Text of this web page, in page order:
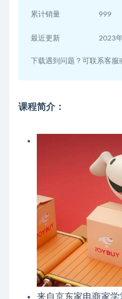
累计销量 999
最近更新 2023
下载遇到问题？可联系客服
课程简介：
来自京东家电商家